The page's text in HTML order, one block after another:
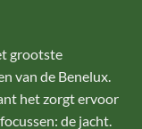
grootste
van de Benelux.
het zorgt ervoor
de jacht.